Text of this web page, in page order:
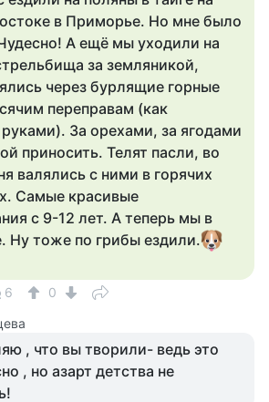
в Приморье. Но мне было
А ещё мы уходили на
за земляникой,
через бурлящие горные
переправам (как
За орехами, за ягодами
приносить. Телят пасли, во
валялись с ними в горячих
Самые красивые
с 9-12 лет. А теперь мы в
Ну тоже по грибы ездили.
6 0
, что вы творили- ведь это
, но азарт детства не